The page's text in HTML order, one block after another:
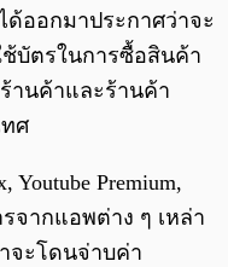
ด้ออกมาประกาศว่าจะ
ช้บัตรในการซื้อสินค้า
านค้าและร้านค้า
ศ
Premium,
จากแอพต่าง ๆ เหล่า
จะโดนจ่าบค่า